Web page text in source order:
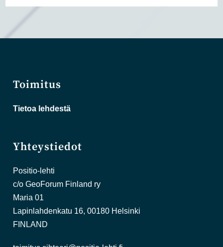
Toimitus
Tietoa lehdestä
Yhteystiedot
Positio-lehti
c/o GeoForum Finland ry
Maria 01
Lapinlahdenkatu 16, 00180 Helsinki
FINLAND